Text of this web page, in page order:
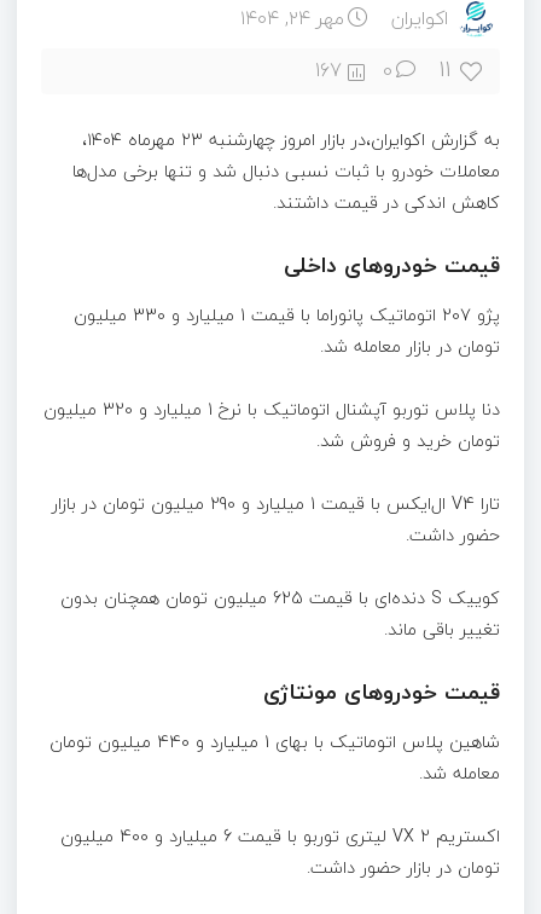
اکوایران مهر ۲۴, ۱۴۰۴
11
0
167
به گزارش اکوایران،در بازار امروز چهارشنبه ۲۳ مهرماه ۱۴۰۴،
معاملات خودرو با ثبات نسبی دنبال شد و تنها برخی مدل‌ها
کاهش اندکی در قیمت داشتند.
قیمت خودروهای داخلی
پژو 207 اتوماتیک پانوراما با قیمت 1 میلیارد و 330 میلیون
تومان در بازار معامله شد.
دنا پلاس توربو آپشنال اتوماتیک با نرخ 1 میلیارد و 320 میلیون
تومان خرید و فروش شد.
تارا V4 ال‌ایکس با قیمت 1 میلیارد و 290 میلیون تومان در بازار
حضور داشت.
کوییک S دنده‌ای با قیمت 625 میلیون تومان همچنان بدون
تغییر باقی ماند.
قیمت خودروهای مونتاژی
شاهین پلاس اتوماتیک با بهای 1 میلیارد و 440 میلیون تومان
معامله شد.
اکستریم VX 2 لیتری توربو با قیمت 6 میلیارد و 400 میلیون
تومان در بازار حضور داشت.